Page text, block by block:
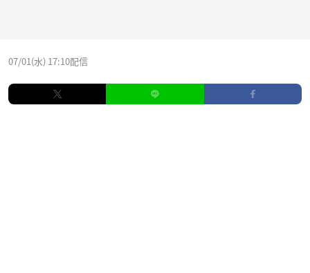
07/01(水) 17:10配信